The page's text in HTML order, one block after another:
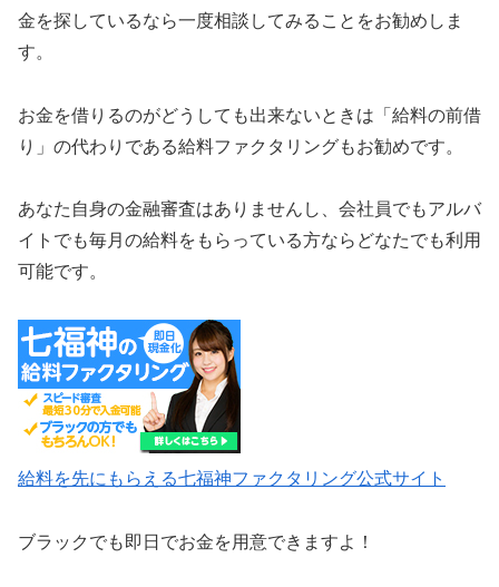
金を探しているなら一度相談してみることをお勧めしま
す。
お金を借りるのがどうしても出来ないときは「給料の前借
り」の代わりである給料ファクタリングもお勧めです。
あなた自身の金融審査はありませんし、会社員でもアルバ
イトでも毎月の給料をもらっている方ならどなたでも利用
可能です。
給料を先にもらえる七福神ファクタリング公式サイト
ブラックでも即日でお金を用意できますよ！